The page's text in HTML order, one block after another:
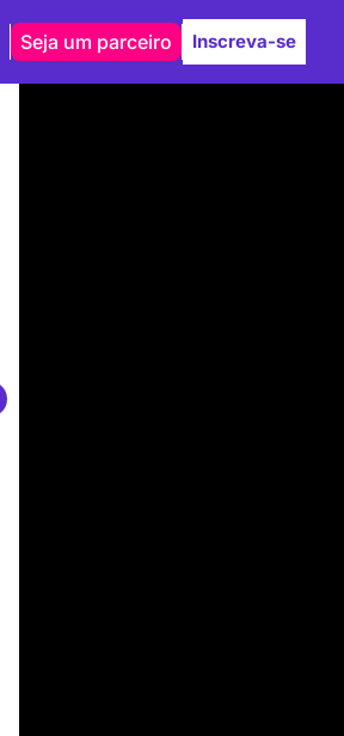
Seja um parceiro Inscreva-se